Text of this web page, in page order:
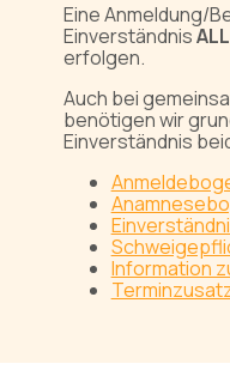
Eine Anmeldung/
Einverständnis
erfolgen.
Auch bei
benötigen wir
Einverständnis
Information